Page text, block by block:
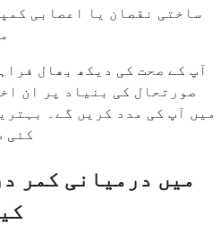
ساختی نقصان یا اعصابی
آپ کے صحت کی دیکھ بھال
صورتحال کی بنیاد پر ان
میں آپ کی مدد کریں گے۔
کئی
میں درمیانی کمر